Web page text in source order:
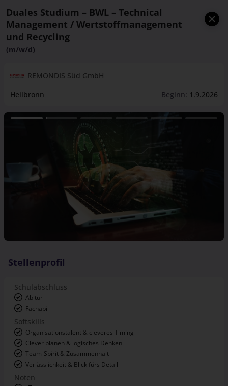
Duales Studium – BWL – Technical
Management / Wertstoffmanagement
und Recycling
(m/w/d)
REMONDIS Süd GmbH
Heilbronn
Beginn: 1.9.2026
Stellenprofil
Schulabschluss
Abitur
Fachabi
Softskills
Organisationstalent & cleveres Timing
Clever planen & logisches Denken
Team-Spirit & Zusammenhalt
Verlässlichkeit & Blick fürs Detail
Noten